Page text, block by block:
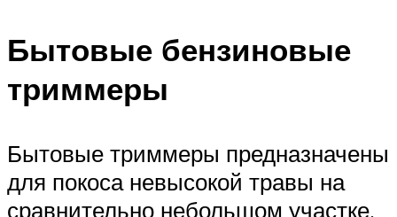
Бытовые бензиновые
триммеры
Бытовые триммеры предназначены
для покоса невысокой травы на
сравнительно небольшом участке,